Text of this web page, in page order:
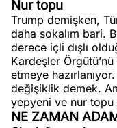
Nur topu
Trump demişken,
daha sokalım bari.
derece içli dışlı
Kardeşler
etmeye
değişiklik demek.
yepyeni ve nur
NE ZAMAN